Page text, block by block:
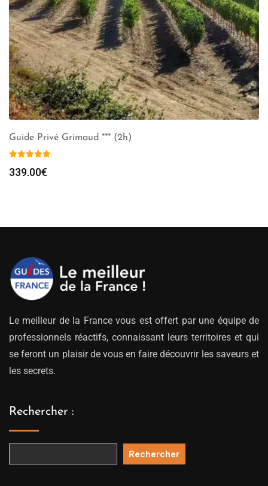
Guide Privé Grimaud *** (2h)
339.00€
Le meilleur de la France vous est offert par une équipe de
professionnels réactifs, connaissant leurs territoires et qui
se feront un plaisir de vous en faire découvrir les saveurs et
les secrets.
Rechercher :
Rechercher